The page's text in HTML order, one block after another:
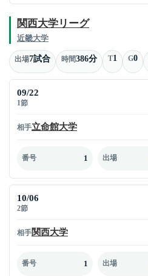
関西大学リーグ
近畿大学
出場7試合 時間386分 T1 G0
09/22
1節
相手立命館大学
番号 1 出場
10/06
2節
相手関西大学
番号 1 出場